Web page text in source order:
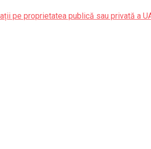
pe proprietatea publică sau privată a